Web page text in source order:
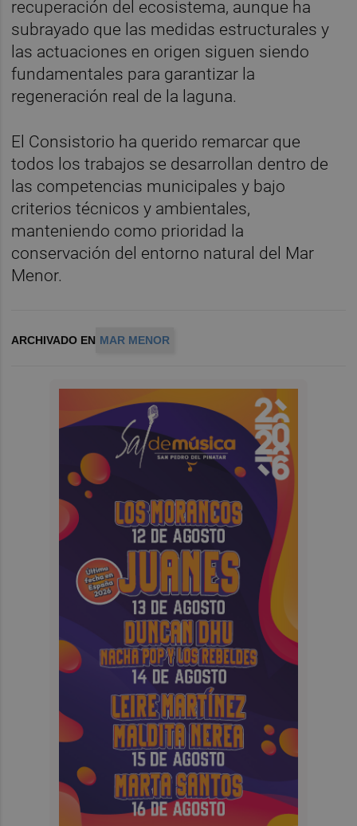
recuperación del ecosistema, aunque ha
subrayado que las medidas estructurales y
las actuaciones en origen siguen siendo
fundamentales para garantizar la
regeneración real de la laguna.
El Consistorio ha querido remarcar que
todos los trabajos se desarrollan dentro de
las competencias municipales y bajo
criterios técnicos y ambientales,
manteniendo como prioridad la
conservación del entorno natural del Mar
Menor.
ARCHIVADO EN MAR MENOR